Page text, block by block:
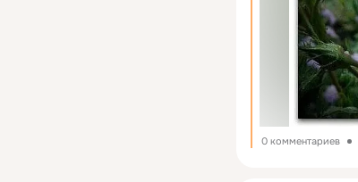
0 комментариев